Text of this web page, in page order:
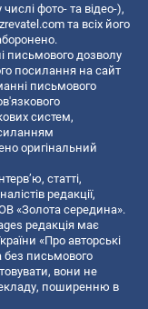
фото- та відео-),
та всіх його
письмового дозволу
посилання на сайт
письмового
систем,
оригінальний
статті,
редакції,
«Золота середина».
редакція має
«Про авторські
без письмового
вони не
поширенню в